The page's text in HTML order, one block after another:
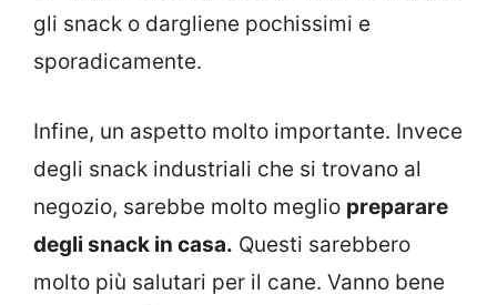
gli snack o dargliene pochissimi e
sporadicamente.
Infine, un aspetto molto importante. Invece
degli snack industriali che si trovano al
negozio, sarebbe molto meglio preparare
degli snack in casa. Questi sarebbero
molto più salutari per il cane. Vanno bene